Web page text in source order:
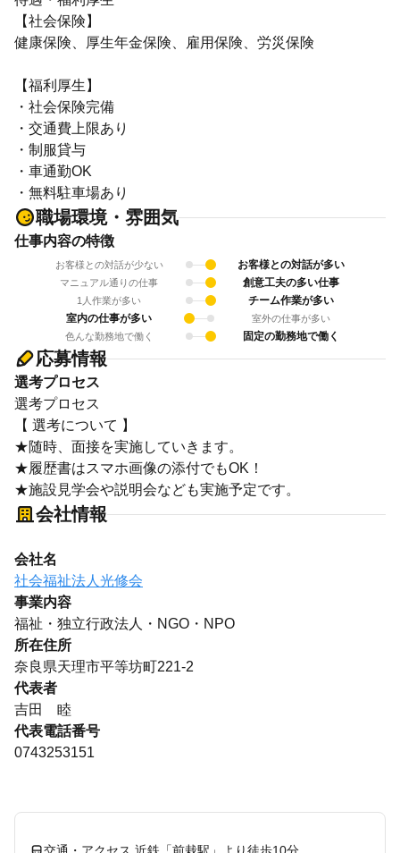
【社会保険】
健康保険、厚生年金保険、雇用保険、労災保険
【福利厚生】
・社会保険完備
・交通費上限あり
・制服貸与
・車通勤OK
・無料駐車場あり
職場環境・雰囲気
仕事内容の特徴
お客様との対話が少ない お客様との対話が多い
マニュアル通りの仕事 創意工夫の多い仕事
1人作業が多い
チーム作業が多い
室内の仕事が多い
室外の仕事が多い
色んな勤務地で働く
固定の勤務地で働く
応募情報
選考プロセス
選考プロセス
【 選考について 】
★随時、面接を実施していきます。
★履歴書はスマホ画像の添付でもOK！
★施設見学会や説明会なども実施予定です。
会社情報
会社名
社会福祉法人光修会
事業内容
福祉・独立行政法人・NGO・NPO
所在住所
奈良県天理市平等坊町221-2
代表者
吉田 睦
代表電話番号
0743253151